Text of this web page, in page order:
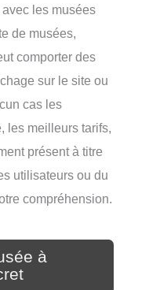
les musées
de musées,
comporter des
sur le site ou
cas les
les meilleurs tarifs,
présent à titre
utilisateurs ou du
compréhension.
à